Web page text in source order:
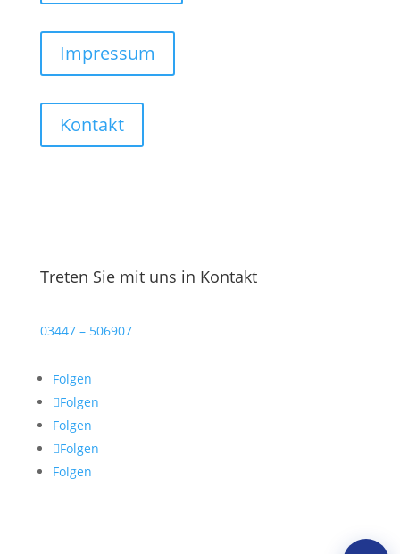
Impressum
Kontakt
Treten Sie mit uns in Kontakt
03447 – 506907
Folgen
Folgen
Folgen
Folgen
Folgen